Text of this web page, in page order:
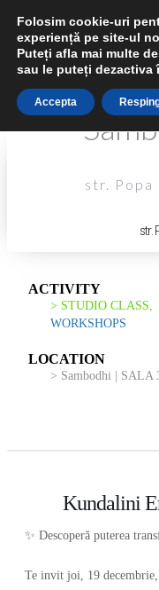
str. Popa
str.
ACTIVITY
> STUDIO CLASS,
WORKSHOPS
LOCATION
> Sambodhi | SALA
Kundalini
✨ Descoperă puterea
Te invit joi, 19
Folosim cookie-uri
experiență pe site-ul
Puteți afla mai multe
sau le puteți dezactiva
Accepta